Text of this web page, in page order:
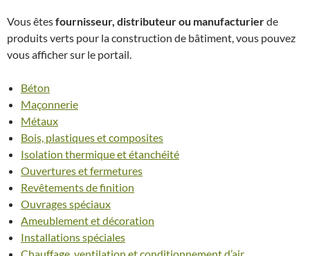
Vous êtesfournisseur, distributeur ou manufacturierde
produits verts pour la construction de bâtiment, vous pouvez
vous afficher sur le portail.
Béton
Maçonnerie
Métaux
Bois, plastiques et composites
Isolation thermique et étanchéité
Ouvertures et fermetures
Revêtements de finition
Ouvrages spéciaux
Ameublement et décoration
Installations spéciales